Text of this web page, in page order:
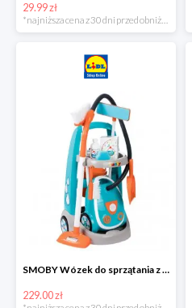
29.99 zł
*najniższa cena z 30 dni przed obniżką
SMOBY Wózek do sprzątania z odkurzaczem
229.00 zł